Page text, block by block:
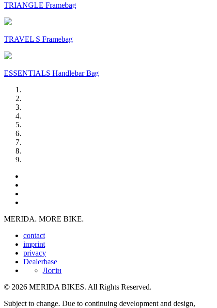
TRIANGLE Framebag
TRAVEL S Framebag
ESSENTIALS Handlebar Bag
MERIDA. MORE BIKE.
contact
imprint
privacy
Dealerbase
Логін
© 2026 MERIDA BIKES. All Rights Reserved.
Subject to change. Due to continuing development and design,